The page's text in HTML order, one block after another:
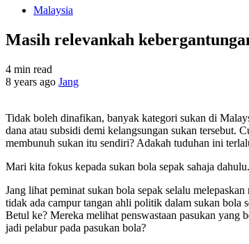
Malaysia
Masih relevankah
4 min read
8 years ago Jang
Tidak boleh dinafikan, banyak kategori sukan di
dana atau subsidi demi kelangsungan sukan tersebut.
membunuh sukan itu sendiri? Adakah tuduhan ini
Mari kita fokus kepada sukan bola sepak sahaja dahulu.
Jang lihat peminat sukan bola sepak selalu
tidak ada campur tangan ahli politik dalam sukan bola
Betul ke? Mereka melihat penswastaan pasukan yang
jadi pelabur pada pasukan bola?